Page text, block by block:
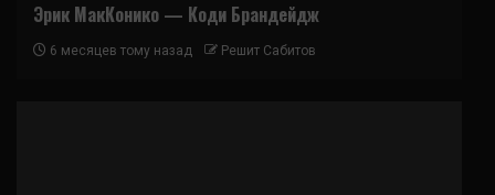
Эрик МакКонико — Коди Брандейдж
6 месяцев тому назад Решит Сабитов